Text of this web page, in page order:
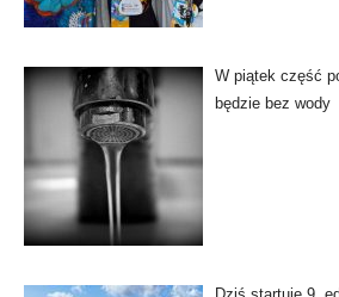
W piątek część
będzie bez wody